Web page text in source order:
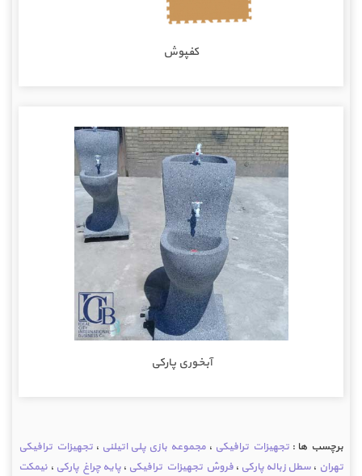
کفپوش
آبخوری پارکی
برچسب ها :تجهیزات ترافیکی ،مجموعه بازی پلی اتیلنی ، تجهیزات ترافیکی
تهران ، سطل زباله پارکی ،فروش تجهیزات ترافیکی ، پایه چراغ پارکی ، نیمکت